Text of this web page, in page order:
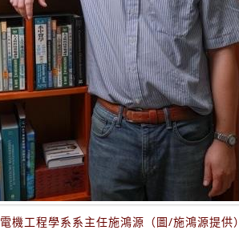
電機工程學系系主任施鴻源（圖/施鴻源提供）